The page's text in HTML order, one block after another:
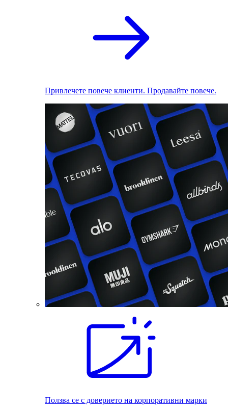
Привлечете повече клиенти. Продавайте повече.
Ползва се с доверието на корпоративни марки